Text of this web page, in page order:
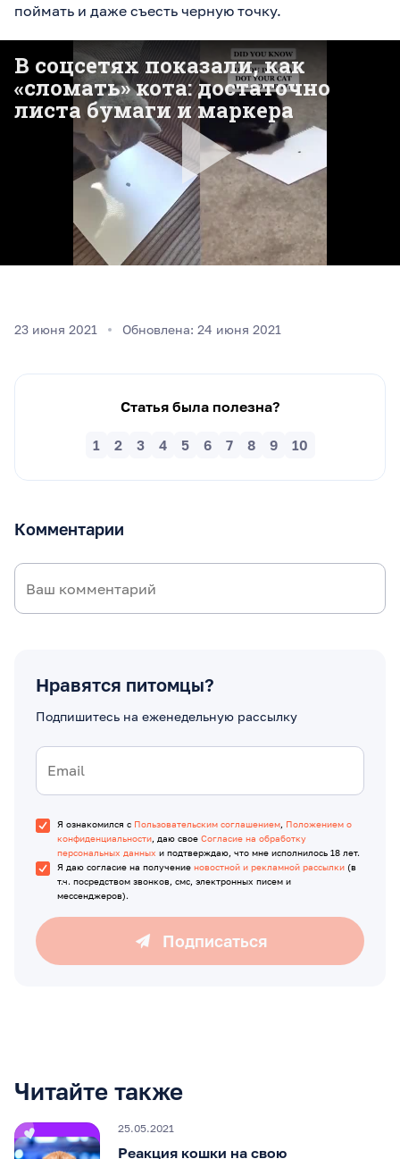
поймать и даже съесть черную точку.
23 июня 2021 Обновлена: 24 июня 2021
Статья была полезна?
10
9
8
7
6
5
4
3
2
1
Комментарии
Нравятся питомцы?
Подпишитесь на еженедельную рассылку
Я ознакомился с Пользовательским соглашением, Положением о
конфиденциальности, даю свое Согласие на обработку
персональных данных и подтверждаю, что мне исполнилось 18 лет.
Я даю согласие на получение новостной и рекламной рассылки (в
т.ч. посредством звонков, смс, электронных писем и
мессенджеров).
Подписаться
Читайте также
25.05.2021
Реакция кошки на свою